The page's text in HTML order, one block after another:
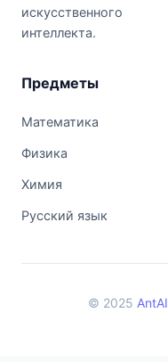
искусственного
интеллекта.
Предметы
Математика
Физика
Химия
Русский язык
© 2025 AntAI